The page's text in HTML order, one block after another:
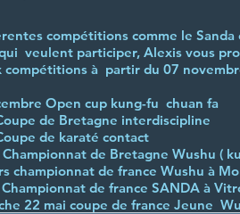
compétitions comme le
veulent participer, Alexis vous
compétitions à partir du 07
Open cup kung-fu chuan fa
de Bretagne interdiscipline
de karaté contact
de Bretagne Wushu (
championnat de france Wushu à
de france SANDA à
22 mai coupe de france Jeune